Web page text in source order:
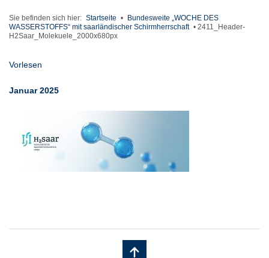
Sie befinden sich hier: Startseite •
Bundesweite „WOCHE DES
WASSERSTOFFS“ mit saarländischer Schirmherrschaft • 2411_Header-
H2Saar_Molekuele_2000x680px
Vorlesen
Januar 2025